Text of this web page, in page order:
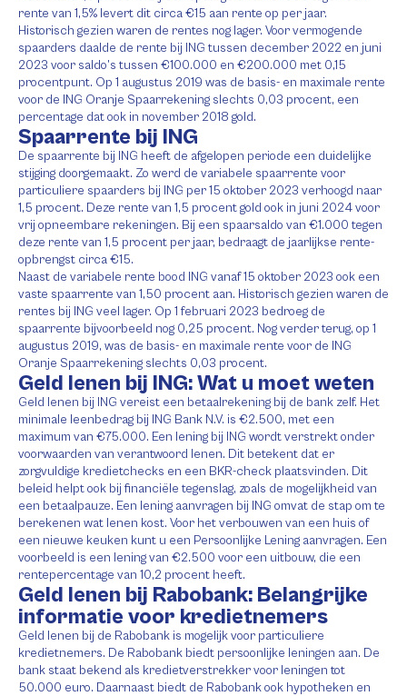
rente van 1,5% levert dit circa €15 aan rente op per jaar.
Historisch gezien waren de rentes nog lager. Voor vermogende
spaarders daalde de rente bij ING tussen december 2022 en juni
2023 voor saldo’s tussen €100.000 en €200.000 met 0,15
procentpunt. Op 1 augustus 2019 was de basis- en maximale rente
voor de ING Oranje Spaarrekening slechts 0,03 procent, een
percentage dat ook in november 2018 gold.
Spaarrente bij ING
De spaarrente bij ING heeft de afgelopen periode een duidelijke
stijging doorgemaakt. Zo werd de variabele spaarrente voor
particuliere spaarders bij ING per 15 oktober 2023 verhoogd naar
1,5 procent. Deze rente van 1,5 procent gold ook in juni 2024 voor
vrij opneembare rekeningen. Bij een spaarsaldo van €1.000 tegen
deze rente van 1,5 procent per jaar, bedraagt de jaarlijkse rente-
opbrengst circa €15.
Naast de variabele rente bood ING vanaf 15 oktober 2023 ook een
vaste spaarrente van 1,50 procent aan. Historisch gezien waren de
rentes bij ING veel lager. Op 1 februari 2023 bedroeg de
spaarrente bijvoorbeeld nog 0,25 procent. Nog verder terug, op 1
augustus 2019, was de basis- en maximale rente voor de ING
Oranje Spaarrekening slechts 0,03 procent.
Geld lenen bij ING: Wat u moet weten
Geld lenen bij ING vereist een betaalrekening bij de bank zelf. Het
minimale leenbedrag bij ING Bank N.V. is €2.500, met een
maximum van €75.000. Een lening bij ING wordt verstrekt onder
voorwaarden van verantwoord lenen. Dit betekent dat er
zorgvuldige kredietchecks en een BKR-check plaatsvinden. Dit
beleid helpt ook bij financiële tegenslag, zoals de mogelijkheid van
een betaalpauze. Een lening aanvragen bij ING omvat de stap om te
berekenen wat lenen kost. Voor het verbouwen van een huis of
een nieuwe keuken kunt u een Persoonlijke Lening aanvragen. Een
voorbeeld is een lening van €2.500 voor een uitbouw, die een
rentepercentage van 10,2 procent heeft.
Geld lenen bij Rabobank: Belangrijke
informatie voor kredietnemers
Geld lenen bij de Rabobank is mogelijk voor particuliere
kredietnemers. De Rabobank biedt persoonlijke leningen aan. De
bank staat bekend als kredietverstrekker voor leningen tot
50.000 euro. Daarnaast biedt de Rabobank ook hypotheken en